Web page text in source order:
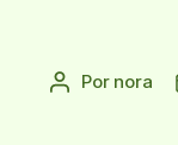
Autor
Por nora